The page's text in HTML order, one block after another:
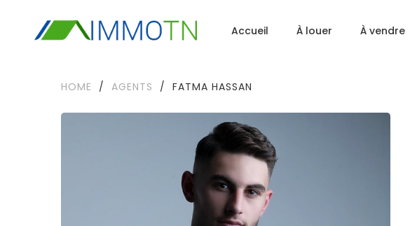
Accueil À louer À vendre
HOME / AGENTS / FATMA HASSAN